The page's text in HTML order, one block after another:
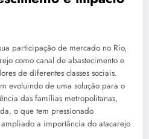
participação de mercado no Rio,
como canal de abastecimento e
de diferentes classes sociais.
evoluindo de uma solução para o
das famílias metropolitanas,
o que tem pressionado
a importância do atacarejo